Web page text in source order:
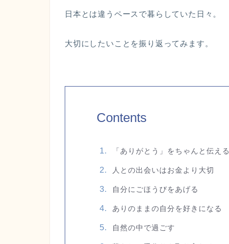
日本とは違うペースで暮らしていた日々。
大切にしたいことを振り返ってみます。
Contents
「ありがとう」をちゃんと伝える
人との出会いはお金より大切
自分にごほうびをあげる
ありのままの自分を好きになる
自然の中で過ごす